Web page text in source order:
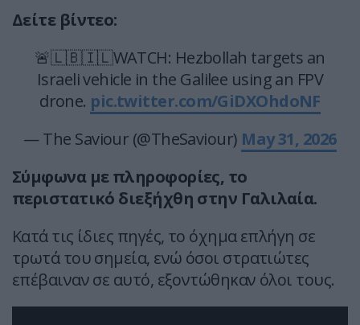
Δείτε βίντεο:
🚨🇱🇧🇮🇱WATCH: Hezbollah targets an
Israeli vehicle in the Galilee using an FPV
drone. pic.twitter.com/GiDXOhdoNF
— The Saviour (@TheSaviour) May 31, 2026
Σύμφωνα με πληροφορίες, το
περιστατικό διεξήχθη στην Γαλιλαία.
Κατά τις ίδιες πηγές, το όχημα επλήγη σε
τρωτά του σημεία, ενώ όσοι στρατιώτες
επέβαιναν σε αυτό, εξοντώθηκαν όλοι τους.